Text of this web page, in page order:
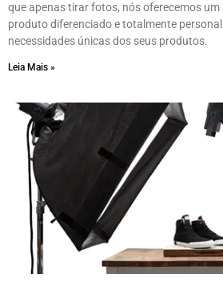
que apenas tirar fotos, nós oferecemos
produto diferenciado e totalmente
necessidades únicas dos seus produtos.
Leia Mais »